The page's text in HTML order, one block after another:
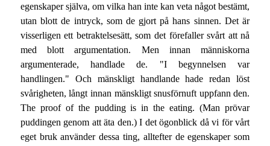
egenskaper själva, om vilka han inte kan veta något bestämt,
utan blott de intryck, som de gjort på hans sinnen. Det är
visserligen ett betraktelsesätt, som det förefaller svårt att nå
med blott argumentation. Men innan människorna
argumenterade, handlade de. "I begynnelsen var
handlingen." Och mänskligt handlande hade redan löst
svårigheten, långt innan mänskligt snusförnuft uppfann den.
The proof of the pudding is in the eating. (Man prövar
puddingen genom att äta den.) I det ögonblick då vi för vårt
eget bruk använder dessa ting, alltefter de egenskaper som